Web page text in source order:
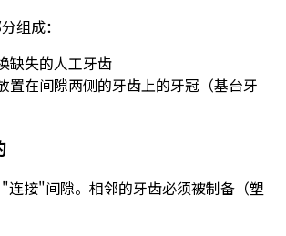
组成：
缺失的人工牙齿
置在间隙两侧的牙齿上的牙冠（基台牙
连接"间隙。相邻的牙齿必须被制备（塑